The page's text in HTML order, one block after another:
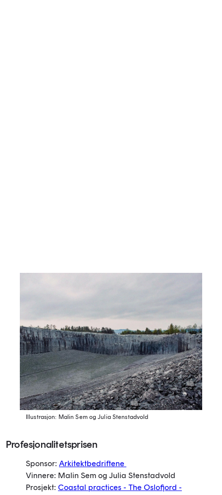
Illustrasjon: Malin Sem og Julia Stenstadvold
Profesjonalitetsprisen
Sponsor: Arkitektbedriftene
Vinnere: Malin Sem og Julia Stenstadvold
Prosjekt: Coastal practices - The Oslofjord -